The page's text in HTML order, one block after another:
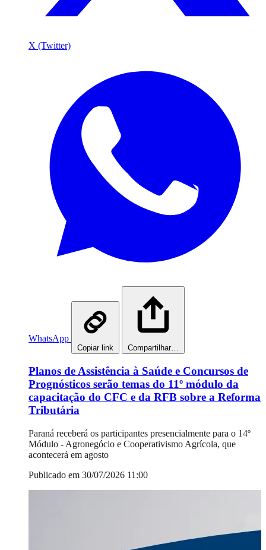
X (Twitter)
WhatsApp
Copiar link Compartilhar…
Planos de Assistência à Saúde e Concursos de
Prognósticos serão temas do 11º módulo da
capacitação do CFC e da RFB sobre a Reforma
Tributária
Paraná receberá os participantes presencialmente para o 14º
Módulo - Agronegócio e Cooperativismo Agrícola, que
acontecerá em agosto
Publicado em 30/07/2026 11:00